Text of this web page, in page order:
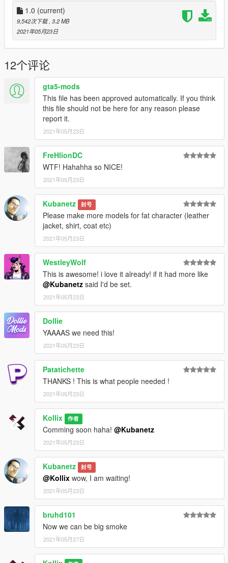
Discord Server - https://discord.gg/Z6crNgP
Mail - Kollix1@gmail.com
1.0 (current)
9,542次下载, 3.2 MB
2021年05月23日
12个评论
gta5-mods
This file has been approved automatically. If you think
this file should not be here for any reason please
report it.
2021年05月23日
FreHlionDC
WTF! Hahahha so NICE!
2021年05月23日
Kubanetz 封号
Please make more models for fat character (leather
jacket, shirt, coat etc)
2021年05月23日
WestleyWolf
This is awesome! i love it already! if it had more like
@Kubanetz said I'd be set.
2021年05月23日
Dollie
YAAAAS we need this!
2021年05月23日
Patatichette
THANKS ! This is what people needed !
2021年05月23日
Kollix 作者
Comming soon haha! @Kubanetz
2021年05月23日
Kubanetz 封号
@Kollix wow, I am waiting!
2021年05月23日
bruhd101
Now we can be big smoke
2021年05月27日